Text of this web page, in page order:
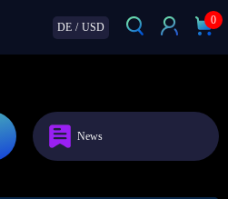
DE / USD
0
News